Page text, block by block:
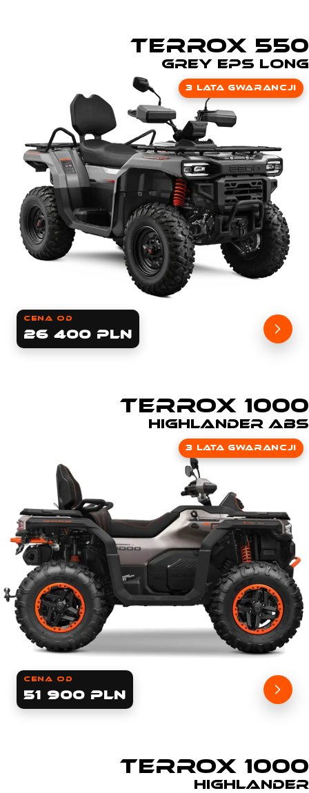
TERROX 550
grey eps long
3 lata gwarancji
cena od
26 400 PLN
TERROX 1000
Highlander ABS
3 lata gwarancji
cena od
51 900 PLN
TERROX 1000
Highlander